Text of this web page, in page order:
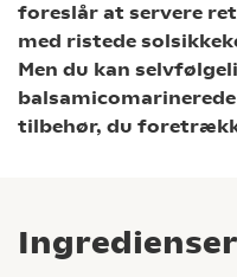
foreslår at servere
med ristede
Men du kan
tilbehør, du
Ingredienser